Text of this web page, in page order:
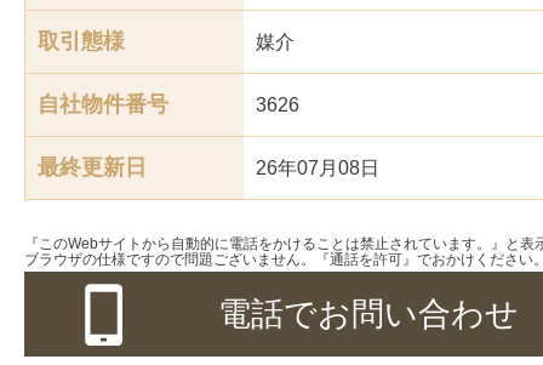
取引態様 媒介
自社物件番号 3626
最終更新日 26年07月08日
『このWebサイトから自動的に電話をかけることは禁止されています。』と
ブラウザの仕様ですので問題ございません。『通話を許可』でおかけください
電話でお問い合わせ